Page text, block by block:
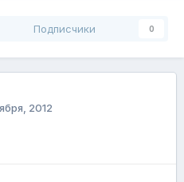
Подписчики 0
2012